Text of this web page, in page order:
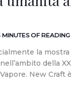
MINUTES OF READING
la mostra
della
New Craft